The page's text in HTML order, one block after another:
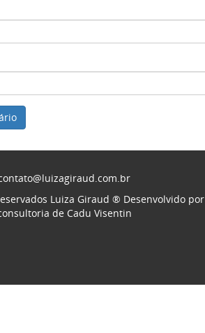
Luiza Giraud ® Desenvolvido por
de Cadu Visentin